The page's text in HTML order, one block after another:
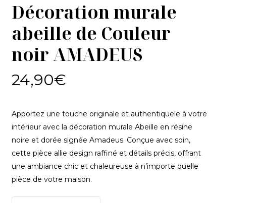
Décoration murale
abeille de Couleur
noir AMADEUS
24,90€
Apportez une touche originale et authentiquele à votre
intérieur avec la décoration murale Abeille en résine
noire et dorée signée Amadeus. Conçue avec soin,
cette pièce allie design raffiné et détails précis, offrant
une ambiance chic et chaleureuse à n’importe quelle
pièce de votre maison.